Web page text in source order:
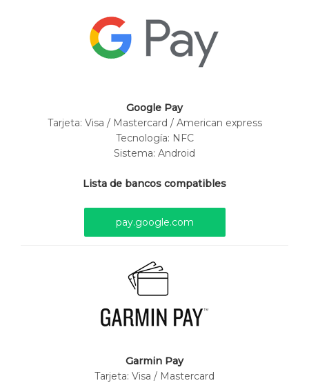
Google Pay
Tarjeta: Visa / Mastercard / American express
Tecnología: NFC
Sistema: Android
Lista de bancos compatibles
pay.google.com
Garmin Pay
Tarjeta: Visa / Mastercard